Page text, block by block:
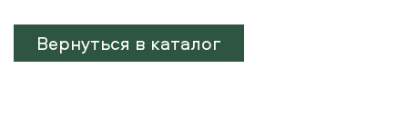
Вернуться в каталог